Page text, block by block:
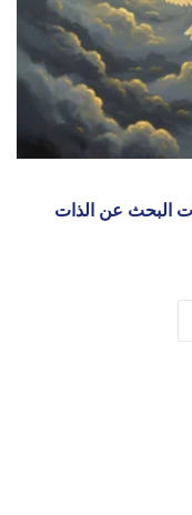
البحث عن الذات